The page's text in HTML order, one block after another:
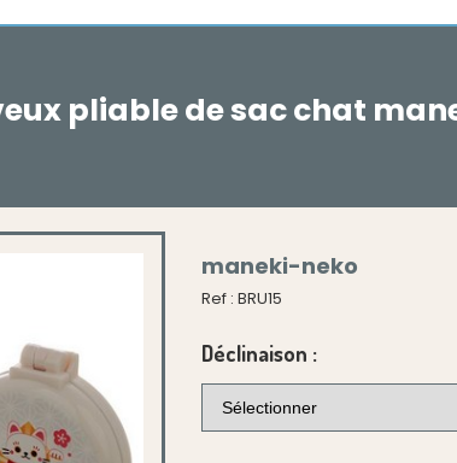
pliable de sac chat
maneki-neko
Ref : BRU15
Déclinaison :